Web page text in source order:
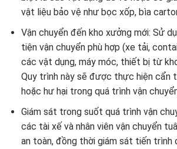
vật liệu bảo vệ như bọc xốp, bìa
Vận chuyển đến kho xưởng mới: Sử
tiện vận chuyển phù hợp (xe tải,
các vật dụng, máy móc, thiết bị từ
Quy trình này sẽ được thực hiện cẩn
hoặc hư hại trong quá trình vận
Giám sát trong suốt quá trình vận
các tài xế và nhân viên vận chuyển
an toàn, đồng thời giám sát tiến trình